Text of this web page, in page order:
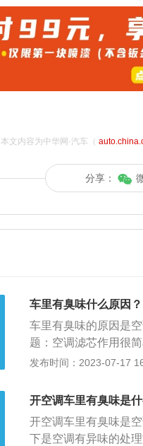
本文内容为中华网·汽车（
分享：
车里有臭味什么原因？
车里有臭味的原因是
题：空调滤芯作用很
如果空调滤芯被污染
气，表面就会产生水
下，发酵、霉变、滋
质吹向车厢内。
发布时间：2023-07-17
开空调车里有臭味是
开空调车里有臭味是
下是空调有异味的处